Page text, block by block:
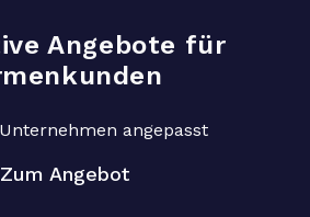
Angebote für
angepasst
Zum Angebot